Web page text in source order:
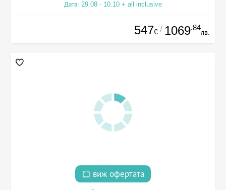
Дата: 29.08 - 10.10 + all inclusive
547€ / 1069.84
лв.
виж офертата